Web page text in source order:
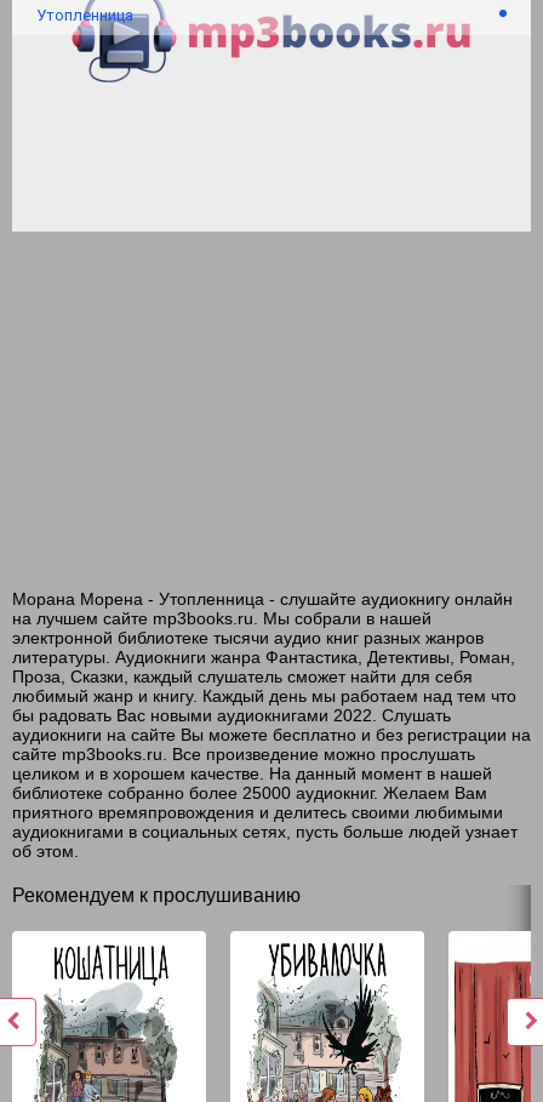
Утопленница
Морана Морена - Утопленница - слушайте аудиокнигу онлайн
на лучшем сайте mp3books.ru. Мы собрали в нашей
электронной библиотеке тысячи аудио книг разных жанров
литературы. Аудиокниги жанра Фантастика, Детективы, Роман,
Проза, Сказки, каждый слушатель сможет найти для себя
любимый жанр и книгу. Каждый день мы работаем над тем что
бы радовать Вас новыми аудиокнигами 2022. Слушать
аудиокниги на сайте Вы можете бесплатно и без регистрации на
сайте mp3books.ru. Все произведение можно прослушать
целиком и в хорошем качестве. На данный момент в нашей
библиотеке собранно более 25000 аудиокниг. Желаем Вам
приятного времяпровождения и делитесь своими любимыми
аудиокнигами в социальных сетях, пусть больше людей узнает
об этом.
Рекомендуем к прослушиванию